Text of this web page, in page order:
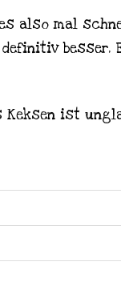
also mal
besser.
ist